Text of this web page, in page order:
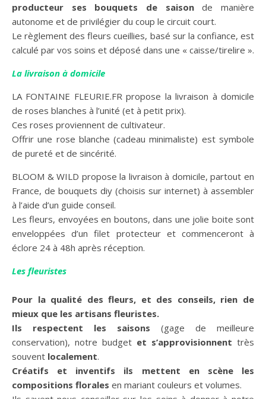
producteur ses bouquets de saisonde manière
autonome et de privilégier du coup le circuit court.
Le règlement des fleurs cueillies, basé sur la confiance, est
calculé par vos soins et déposé dans une « caisse/tirelire ».
La livraison à domicile
LA FONTAINE FLEURIE.FR propose la livraison à domicile
de roses blanches à l’unité (et à petit prix).
Ces roses proviennent de cultivateur.
Offrir une rose blanche (cadeau minimaliste) est symbole
de pureté et de sincérité.
BLOOM & WILD propose la livraison à domicile, partout en
France, de bouquets diy (choisis sur internet) à assembler
à l’aide d’un guide conseil.
Les fleurs, envoyées en boutons, dans une jolie boite sont
enveloppées d’un filet protecteur et commenceront à
éclore 24 à 48h après réception.
Les fleuristes
Pour la qualité des fleurs, et des conseils, rien de
mieux que les artisans fleuristes.
Ils respectent les saisons (gage de meilleure
conservation), notre budget et s’approvisionnent très
souvent localement.
Créatifs et inventifs ils mettent en scène les
compositions florales en mariant couleurs et volumes.